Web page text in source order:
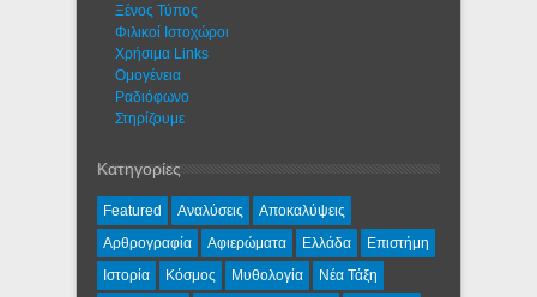
Ξένος Τύπος
Φιλικοί Ιστοχώροι
Χρήσιμα Links
Ομογένεια
Ραδιόφωνο
Στηρίζουμε
Κατηγορίες
Featured Αναλύσεις
Αποκαλύψεις
Αρθρογραφία
Αφιερώματα Ελλάδα
Επιστήμη
Ιστορία
Κόσμος Μυθολογία Νέα Τάξη